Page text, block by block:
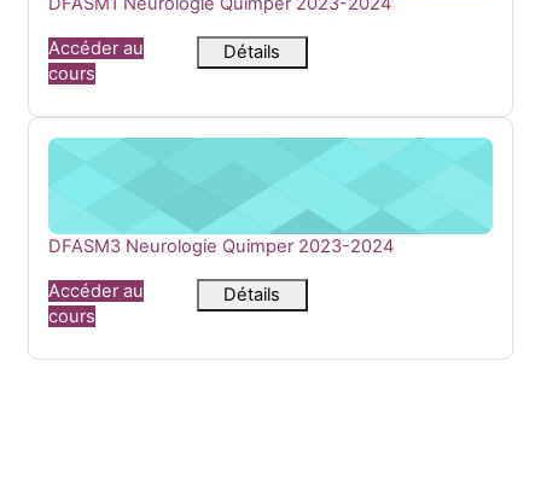
Accéder au
cours
Détails
DFASM3 Neurologie Quimper 2023-2024
Nom du cours
DFASM3 Neurologie Quimper 2023-2024
Accéder au
cours
Détails